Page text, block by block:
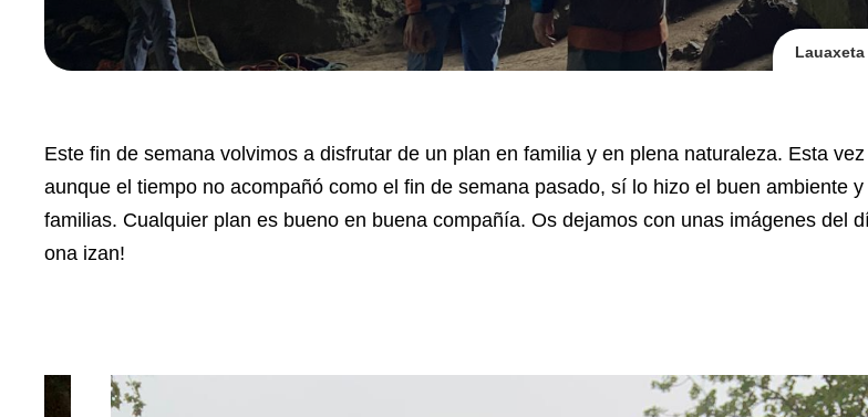
Este fin de semana volvimos a disfrutar de un plan en familia y en plena naturaleza. Esta
aunque el tiempo no acompañó como el fin de semana pasado, sí lo hizo el buen ambiente
familias. Cualquier plan es bueno en buena compañía. Os dejamos con unas imágenes del
ona izan!